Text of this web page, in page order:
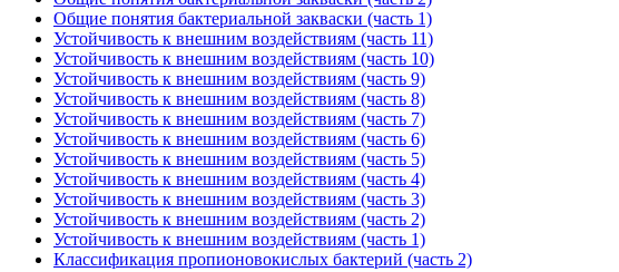
Общие понятия бактериальной закваски (часть 1)
Устойчивость к внешним воздействиям (часть 11)
Устойчивость к внешним воздействиям (часть 10)
Устойчивость к внешним воздействиям (часть 9)
Устойчивость к внешним воздействиям (часть 8)
Устойчивость к внешним воздействиям (часть 7)
Устойчивость к внешним воздействиям (часть 6)
Устойчивость к внешним воздействиям (часть 5)
Устойчивость к внешним воздействиям (часть 4)
Устойчивость к внешним воздействиям (часть 3)
Устойчивость к внешним воздействиям (часть 2)
Устойчивость к внешним воздействиям (часть 1)
Классификация пропионовокислых бактерий (часть 2)